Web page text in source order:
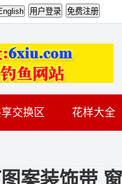
交换区 花样大全
案装饰带